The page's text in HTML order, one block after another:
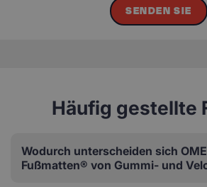
SENDEN SIE
Häufig gestellte
Wodurch unterscheiden sich
Fußmatten® von Gummi- und